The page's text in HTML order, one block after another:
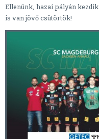
Ellenünk, hazai pályán
is van jövő csütörtök!